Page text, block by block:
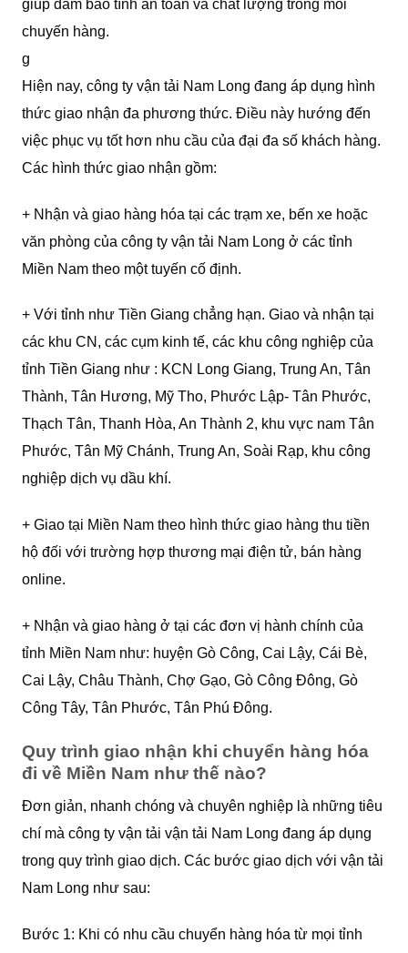
giúp đảm bảo tính an toàn và chất lượng trong mỗi
chuyến hàng.
g
Hiện nay, công ty vận tải Nam Long đang áp dụng hình
thức giao nhận đa phương thức. Điều này hướng đến
việc phục vụ tốt hơn nhu cầu của đại đa số khách hàng.
Các hình thức giao nhận gồm:
+ Nhận và giao hàng hóa tại các trạm xe, bến xe hoặc
văn phòng của công ty vận tải Nam Long ở các tỉnh
Miền Nam theo một tuyến cố định.
+ Với tỉnh như Tiền Giang chẳng hạn. Giao và nhận tại
các khu CN, các cụm kinh tế, các khu công nghiệp của
tỉnh Tiền Giang như : KCN Long Giang, Trung An, Tân
Thành, Tân Hương, Mỹ Tho, Phước Lập- Tân Phước,
Thạch Tân, Thanh Hòa, An Thành 2, khu vực nam Tân
Phước, Tân Mỹ Chánh, Trung An, Soài Rạp, khu công
nghiệp dịch vụ dầu khí.
+ Giao tại Miền Nam theo hình thức giao hàng thu tiền
hộ đối với trường hợp thương mại điện tử, bán hàng
online.
+ Nhận và giao hàng ở tại các đơn vị hành chính của
tỉnh Miền Nam như: huyện Gò Công, Cai Lậy, Cái Bè,
Cai Lậy, Châu Thành, Chợ Gạo, Gò Công Đông, Gò
Công Tây, Tân Phước, Tân Phú Đông.
Quy trình giao nhận khi chuyển hàng hóa
đi về Miền Nam như thế nào?
Đơn giản, nhanh chóng và chuyên nghiệp là những tiêu
chí mà công ty vận tải vận tải Nam Long đang áp dụng
trong quy trình giao dịch. Các bước giao dịch với vận tải
Nam Long như sau:
Bước 1: Khi có nhu cầu chuyển hàng hóa từ mọi tỉnh